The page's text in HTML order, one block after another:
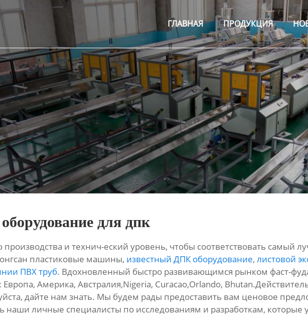
ГЛАВНАЯ ПРОДУКЦИЯ
для дпк
и технич-еский уровень, чтобы соответствовать самый
пластиковые машины, известный ДПК оборудование, листовой
ПВХ труб. Вдохновленный быстро развивающимся рынком фаст-
Америка, Австралия,Nigeria, Curacao,Orlando,
дайте нам знать. Мы будем рады предоставить вам ценовое
наши личные специалисты по исследованиям и разработкам,